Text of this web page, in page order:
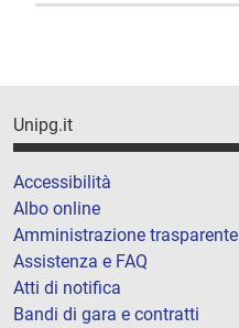
Unipg.it
Accessibilità
Albo online
Amministrazione trasparente
Assistenza e FAQ
Atti di notifica
Bandi di gara e contratti